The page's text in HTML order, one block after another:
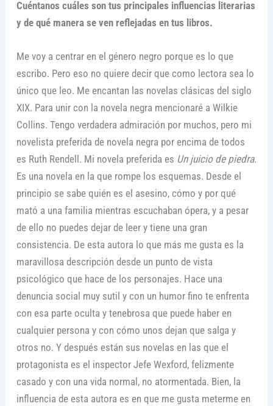
Cuéntanos cuáles son tus principales influencias literarias
y de qué manera se ven reflejadas en tus libros.
Me voy a centrar en el género negro porque es lo que
escribo. Pero eso no quiere decir que como lectora sea lo
único que leo. Me encantan las novelas clásicas del siglo
XIX. Para unir con la novela negra mencionaré a Wilkie
Collins. Tengo verdadera admiración por muchos, pero mi
novelista preferida de novela negra por encima de todos
es Ruth Rendell. Mi novela preferida es Un juicio de piedra.
Es una novela en la que rompe los esquemas. Desde el
principio se sabe quién es el asesino, cómo y por qué
mató a una familia mientras escuchaban ópera, y a pesar
de ello no puedes dejar de leer y tiene una gran
consistencia. De esta autora lo que más me gusta es la
maravillosa descripción desde un punto de vista
psicológico que hace de los personajes. Hace una
denuncia social muy sutil y con un humor fino te enfrenta
con esa parte oculta y tenebrosa que puede haber en
cualquier persona y con cómo unos dejan que salga y
otros no. Y después están sus novelas en las que el
protagonista es el inspector Jefe Wexford, felizmente
casado y con una vida normal, no atormentada. Bien, la
influencia de esta autora es en que me gusta meterme en